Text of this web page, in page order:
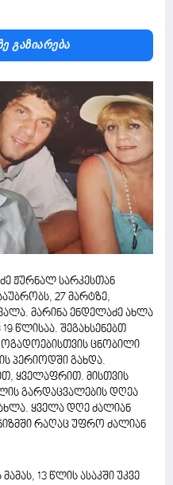
Გაზიარება
ჟურნალ სარკესთან
27 მარტზე,
მარინა ენდელაძე ახლა
წლისაა. შეგახსენებთ
ცნობილი
პერიოდში გახდა.
ყველაფრით. მისთვის
გარდაცვალების დღეა
ყველა დღე ძალიან
რაღაც უფრო ძალიან
13 წლის ასაკში უკვე